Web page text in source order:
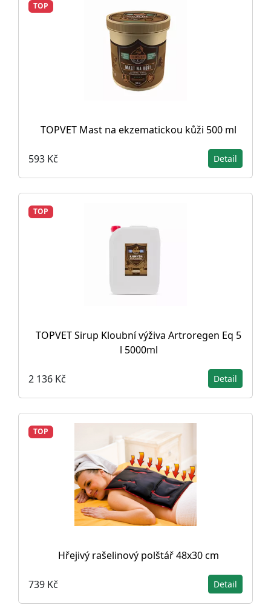
TOP
TOPVET Mast na ekzematickou kůži 500 ml
593 Kč Detail
TOP
TOPVET Sirup Kloubní výživa Artroregen Eq 5
l 5000ml
2 136 Kč Detail
TOP
Hřejivý rašelinový polštář 48x30 cm
739 Kč Detail